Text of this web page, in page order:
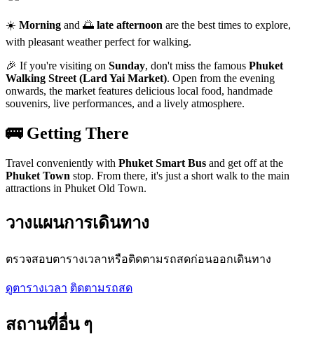
☀️ Morning and 🌅 late afternoon are the best times to explore,
with pleasant weather perfect for walking.
🎉 If you're visiting on Sunday, don't miss the famous Phuket
Walking Street (Lard Yai Market). Open from the evening
onwards, the market features delicious local food, handmade
souvenirs, live performances, and a lively atmosphere.
🚌 Getting There
Travel conveniently with Phuket Smart Bus and get off at the
Phuket Town stop. From there, it's just a short walk to the main
attractions in Phuket Old Town.
วางแผนการเดินทาง
ตรวจสอบตารางเวลาหรือติดตามรถสดก่อนออกเดินทาง
ดูตารางเวลา ติดตามรถสด
สถานที่อื่น ๆ